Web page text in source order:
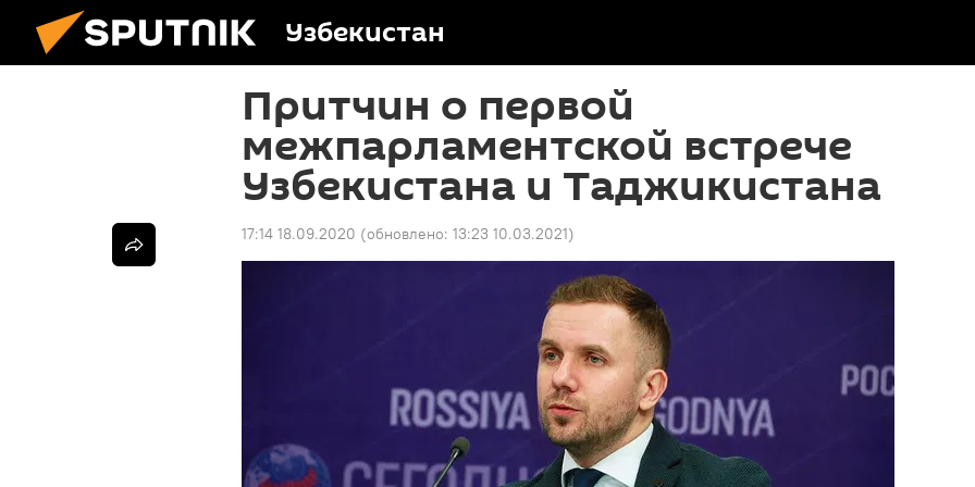
Узбекистан
Притчин о первой
межпарламентской встрече
Узбекистана и Таджикистана
17:14 18.09.2020 (обновлено: 13:23 10.03.2021)